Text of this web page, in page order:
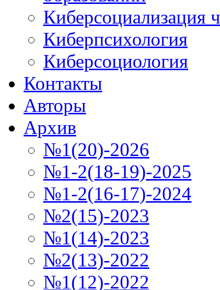
Киберсоциализация
Киберпсихология
Киберсоциология
Контакты
Авторы
Архив
№1(20)-2026
№1-2(18-19)-2025
№1-2(16-17)-2024
№2(15)-2023
№1(14)-2023
№2(13)-2022
№1(12)-2022